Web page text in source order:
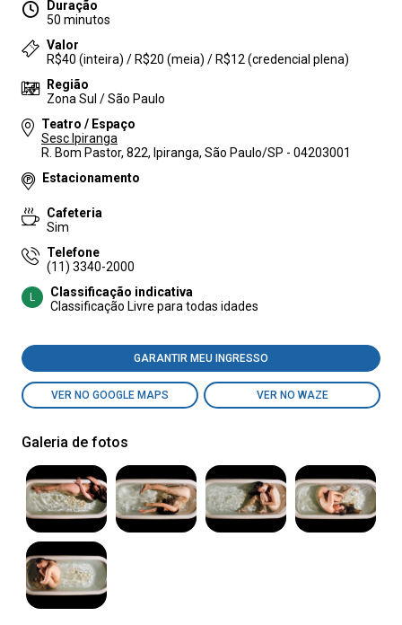
Duração
50 minutos
Valor
R$40 (inteira) / R$20 (meia) / R$12 (credencial plena)
Região
Zona Sul / São Paulo
Teatro / Espaço
Sesc Ipiranga
R. Bom Pastor, 822, Ipiranga, São Paulo/SP - 04203001
Estacionamento
Cafeteria
Sim
Telefone
(11) 3340-2000
L
Classificação indicativa
Classificação Livre para todas idades
GARANTIR MEU INGRESSO
VER NO GOOGLE MAPS VER NO WAZE
Galeria de fotos